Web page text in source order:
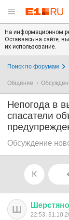
На информационном
Оставаясь на сайте,
их использование.
Поиск по форумам
Общение
Непогода в
спасатели
Обсуждение
Ш 22:53,